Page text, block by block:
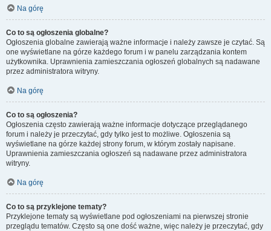
Na górę
Co to są ogłoszenia globalne?
Ogłoszenia globalne zawierają ważne informacje i należy zawsze je czytać. Są
one wyświetlane na górze każdego forum i w panelu zarządzania kontem
użytkownika. Uprawnienia zamieszczania ogłoszeń globalnych są nadawane
przez administratora witryny.
Na górę
Co to są ogłoszenia?
Ogłoszenia często zawierają ważne informacje dotyczące przeglądanego
forum i należy je przeczytać, gdy tylko jest to możliwe. Ogłoszenia są
wyświetlane na górze każdej strony forum, w którym zostały napisane.
Uprawnienia zamieszczania ogłoszeń są nadawane przez administratora
witryny.
Na górę
Co to są przyklejone tematy?
Przyklejone tematy są wyświetlane pod ogłoszeniami na pierwszej stronie
przeglądu tematów. Często są one dość ważne, więc należy je przeczytać, gdy